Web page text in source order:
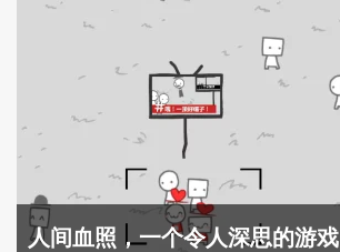
人间血照，一个令人深思的游戏